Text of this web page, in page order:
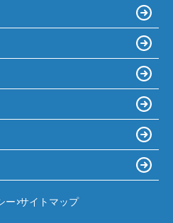
ー サイトマップ